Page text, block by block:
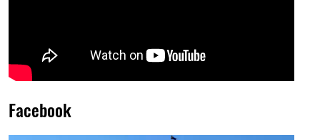
Facebook